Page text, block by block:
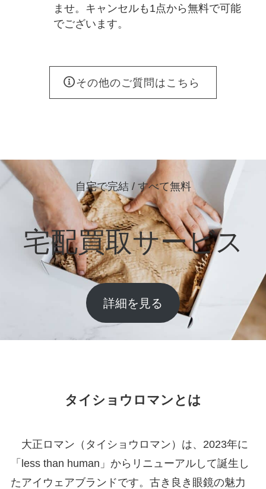
ませ。キャンセルも1点から無料で可能
でございます。
その他のご質問はこちら
自宅で完結 / すべて無料
宅配買取サービス
詳細を見る
タイショウロマンとは
大正ロマン（タイショウロマン）は、2023年に
「less than human」からリニューアルして誕生し
たアイウェアブランドです。古き良き眼鏡の魅力